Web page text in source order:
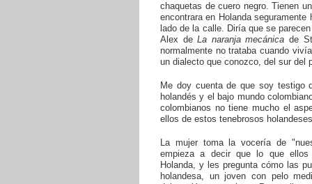
chaquetas de cuero negro. Tienen
encontrara en Holanda
lado de la calle. Diría que se
Alex deLa naranja mecánica de
normalmente no trataba cuando
un dialecto que conozco, del sur del
Me doy cuenta de que soy testigo
holandés y el bajo mundo
colombianos no tiene mucho el
ellos de estos tenebrosos
La mujer toma la vocería de
empieza a decir que lo que
Holanda, y les pregunta cómo las
holandesa, un joven con pelo